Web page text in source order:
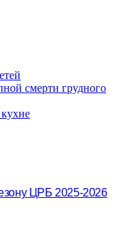
смерти грудного
ЦРБ 2025-2026